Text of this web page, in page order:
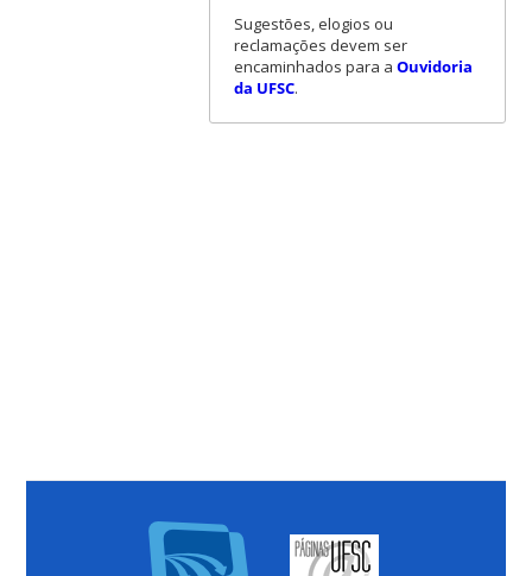
Sugestões, elogios ou
reclamações devem ser
encaminhados para a Ouvidoria
da UFSC.